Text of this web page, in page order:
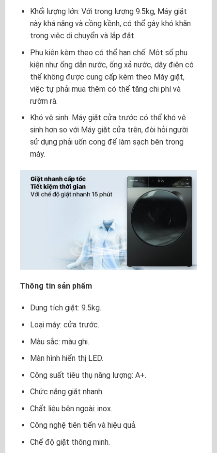
Khối lượng lớn: Với trọng lượng 9.5kg, Máy giặt
này khá nặng và cồng kềnh, có thể gây khó khăn
trong việc di chuyển và lắp đặt.
Phụ kiện kèm theo có thể hạn chế: Một số phụ
kiện như ống dẫn nước, ống xả nước, dây điện có
thể không được cung cấp kèm theo Máy giặt,
việc tự phải mua thêm có thể tăng chi phí và
rườm rà.
Khó vệ sinh: Máy giặt cửa trước có thể khó vệ
sinh hơn so với Máy giặt cửa trên, đòi hỏi người
sử dụng phải uốn cong để làm sạch bên trong
máy.
Thông tin sản phẩm
Dung tích giặt: 9.5kg.
Loại máy: cửa trước.
Màu sắc: màu ghi.
Màn hình hiển thị LED.
Công suất tiêu thụ năng lượng: A+.
Chức năng giặt nhanh.
Chất liệu bên ngoài: inox.
Công nghệ tiên tiến và hiệu quả.
Chế độ giặt thông minh.